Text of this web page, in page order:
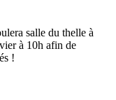
salle du thelle à
à 10h afin de
!